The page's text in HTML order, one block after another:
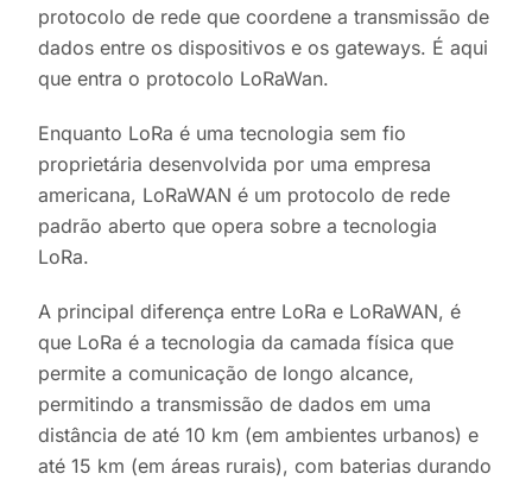
protocolo de rede que coordene a transmissão de
dados entre os dispositivos e os gateways. É aqui
que entra o protocolo LoRaWan.
Enquanto LoRa é uma tecnologia sem fio
proprietária desenvolvida por uma empresa
americana, LoRaWAN é um protocolo de rede
padrão aberto que opera sobre a tecnologia
LoRa.
A principal diferença entre LoRa e LoRaWAN, é
que LoRa é a tecnologia da camada física que
permite a comunicação de longo alcance,
permitindo a transmissão de dados em uma
distância de até 10 km (em ambientes urbanos) e
até 15 km (em áreas rurais), com baterias durando